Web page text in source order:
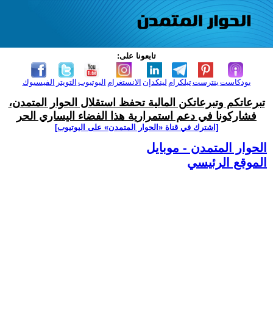
تابعونا على:
الفيسبوك التويتر اليوتيوب الانستغرام لينكدإن تيلكرامبنترست بودكاست
تبرعاتكم وتبرعاتكن المالية تحفظ استقلال الحوار المتمدن،
فشاركونا في دعم استمرارية هذا الفضاء اليساري الحر
[اشترك في قناة ‫«الحوار المتمدن» على اليوتيوب]
الحوار المتمدن - موبايل
الموقع الرئيسي